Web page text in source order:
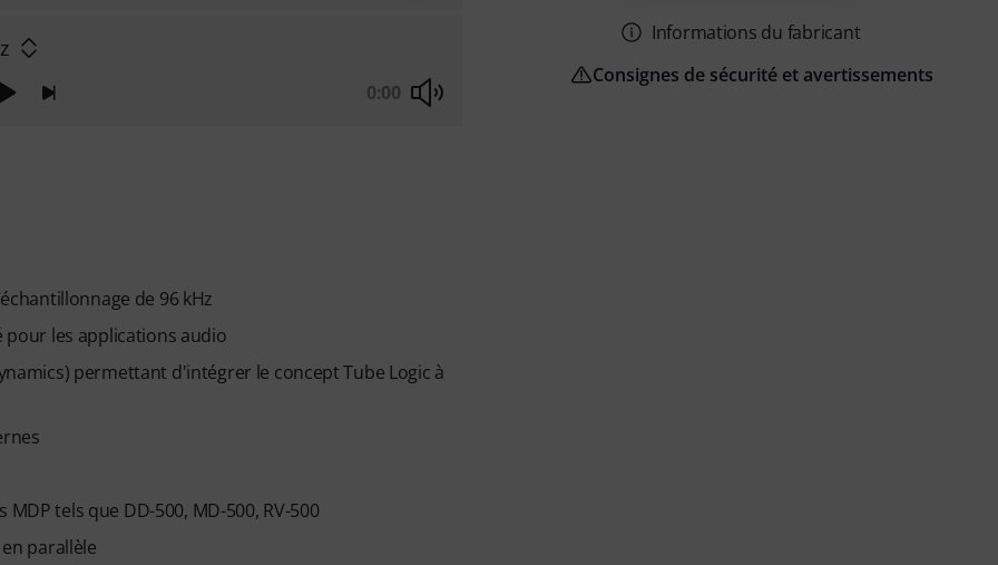
0:00
de 96 kHz
pour les applications audio
permettant d'intégrer le concept Tube Logic à
tels que DD-500, MD-500, RV-500
parallèle
Informations du fabricant
Consignes de sécurité et avertissements